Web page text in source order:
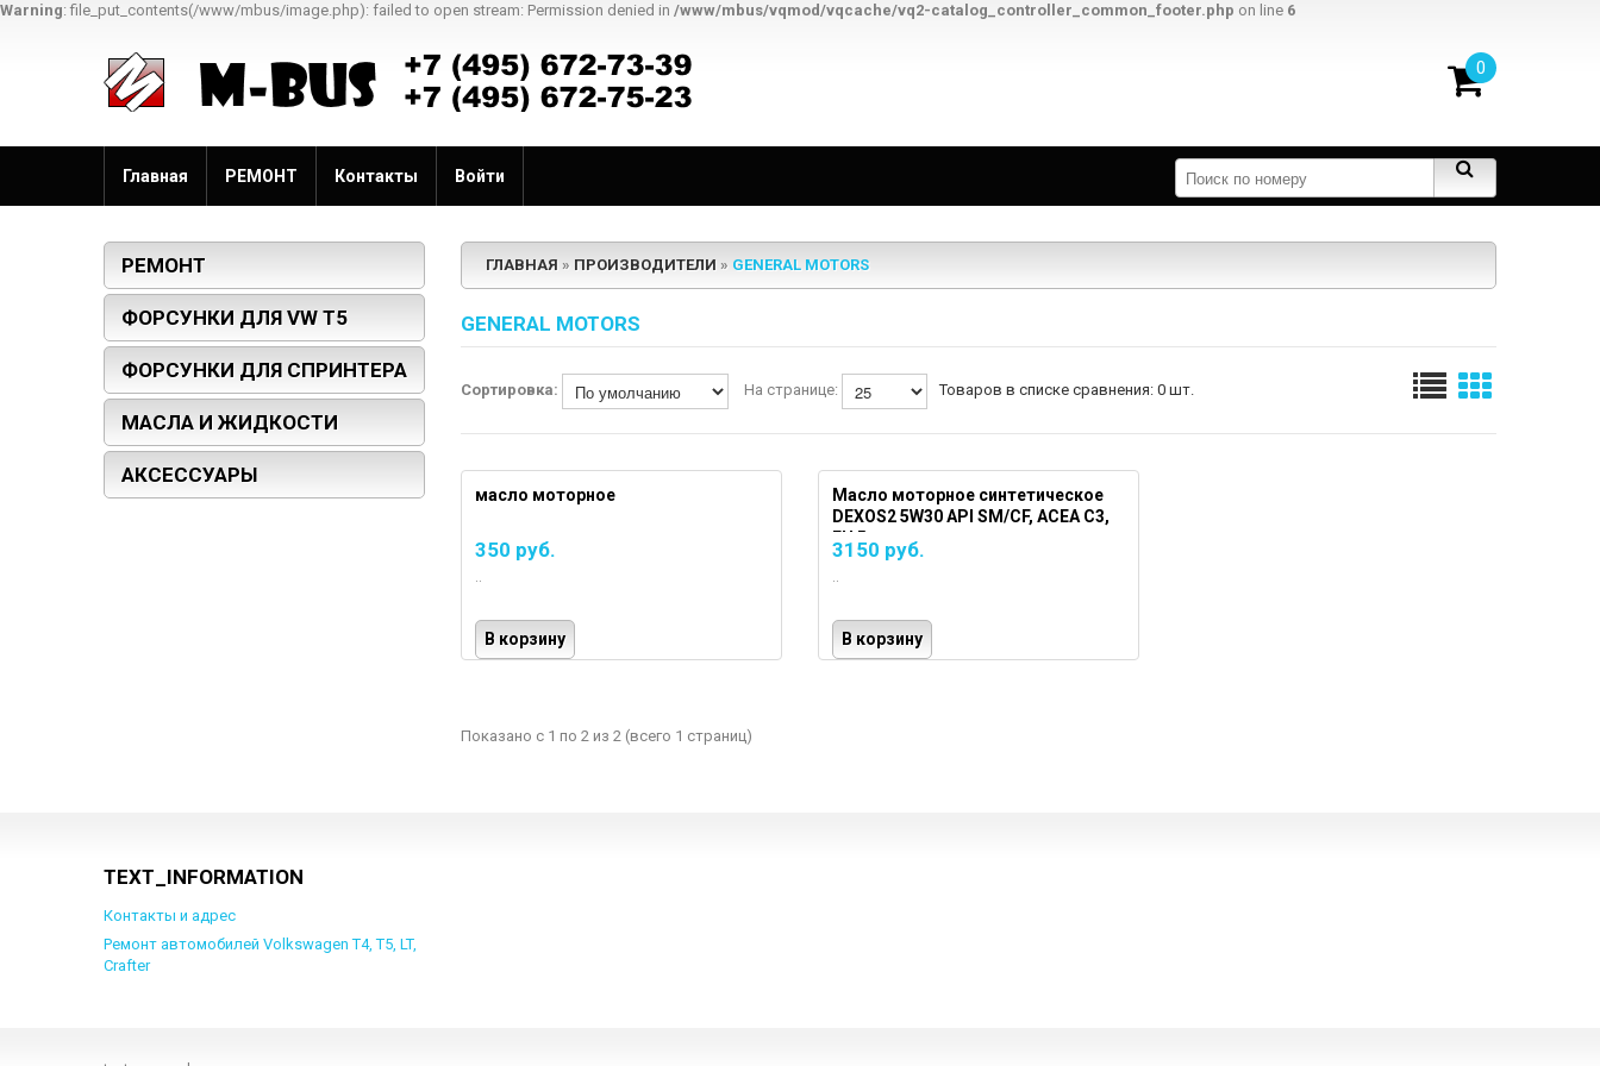
Warning: file_put_contents(/www/mbus/image.php): failed to open stream: Permission denied in /www/mbus/vqmod/vqcache/vq2-catalog_controller_common_footer.php on line 6
0
Главная РЕМОНТ Контакты Войти
РЕМОНТ
ФОРСУНКИ ДЛЯ VW T5
ФОРСУНКИ ДЛЯ СПРИНТЕРА
МАСЛА И ЖИДКОСТИ
АКСЕССУАРЫ
ГЛАВНАЯ » ПРОИЗВОДИТЕЛИ » GENERAL MOTORS
GENERAL MOTORS
Сортировка: На странице: Товаров в списке сравнения: 0 шт.
масло моторное
350 руб.
..
В корзину
Масло моторное синтетическое
DEXOS2 5W30 API SM/CF, ACEA C3,
EU 5л
3150 руб.
..
В корзину
Показано с 1 по 2 из 2 (всего 1 страниц)
TEXT_INFORMATION
Контакты и адрес
Ремонт автомобилей Volkswagen Т4, Т5, LT,
Crafter